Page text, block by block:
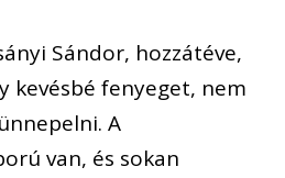
Sándor, hozzátéve,
kevésbé fenyeget, nem
A
van, és sokan